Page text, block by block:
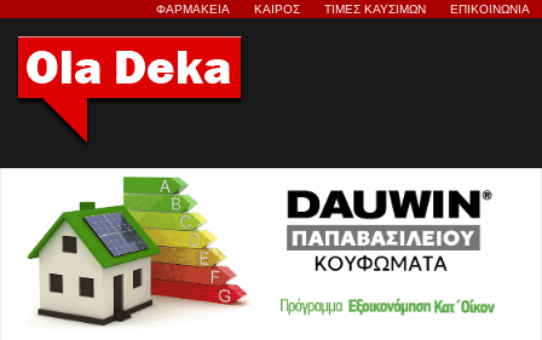
ΦΑΡΜΑΚΕΙΑ ΚΑΙΡΟΣ ΤΙΜΕΣ ΚΑΥΣΙΜΩΝ ΕΠΙΚΟΙΝΩΝΙΑ